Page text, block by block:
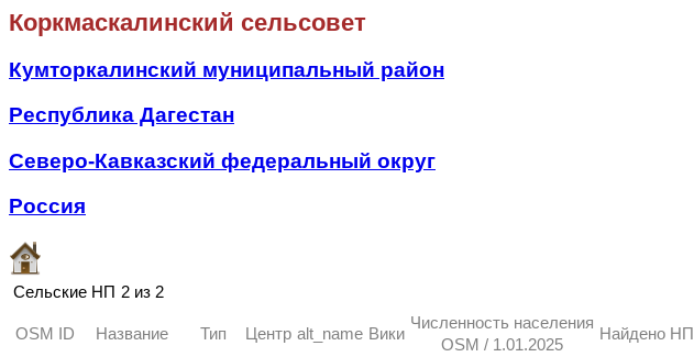
Коркмаскалинский сельсовет
Кумторкалинский муниципальный район
Республика Дагестан
Северо-Кавказский федеральный округ
Россия
Сельские НП 2 из 2
OSM ID Название Тип Центр alt_name Вики
Численность населения
OSM / 1.01.2025
Найдено НП